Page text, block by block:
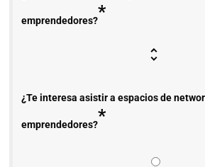
emprendedores?*
¿Te interesa asistir a espacios de
emprendedores?*